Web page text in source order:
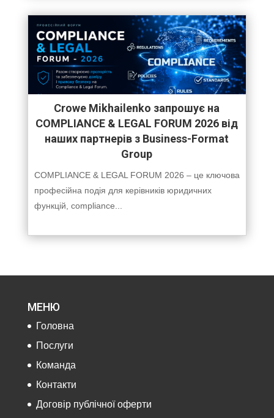
Crowe Mikhailenko запрошує на
COMPLIANCE & LEGAL FORUM 2026 від
наших партнерів з Business-Format
Group
COMPLIANCE & LEGAL FORUM 2026 – це ключова
професійна подія для керівників юридичних
функцій, compliance...
МЕНЮ
Головна
Послуги
Команда
Контакти
Договір публічної оферти